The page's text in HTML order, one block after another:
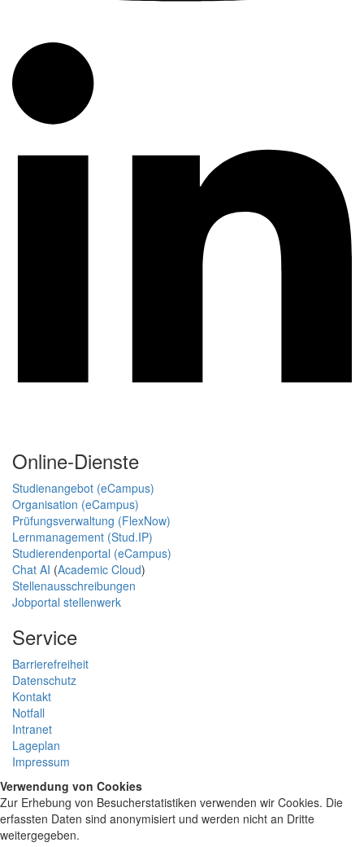
Online-Dienste
Studienangebot (eCampus)
Organisation (eCampus)
Prüfungsverwaltung (FlexNow)
Lernmanagement (Stud.IP)
Studierendenportal (eCampus)
Chat AI (Academic Cloud)
Stellenausschreibungen
Jobportal stellenwerk
Service
Barrierefreiheit
Datenschutz
Kontakt
Notfall
Intranet
Lageplan
Impressum
Verwendung von Cookies
Zur Erhebung von Besucherstatistiken verwenden wir Cookies. Die
erfassten Daten sind anonymisiert und werden nicht an Dritte
weitergegeben.